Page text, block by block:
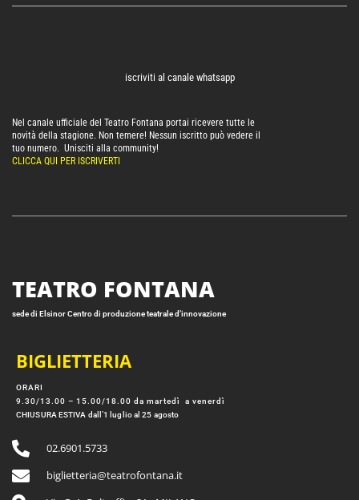
iscriviti al canale whatsapp
Nel canale ufficiale del Teatro Fontana portai ricevere tutte le
novità della stagione. Non temere! Nessun iscritto può vedere il
tuo numero. Unisciti alla community!
CLICCA QUI PER ISCRIVERTI
TEATRO FONTANA
sede di Elsinor Centro di produzione teatrale d’innovazione
BIGLIETTERIA
ORARI
9.30/13.00 – 15.00/18.00 da martedì a venerdì
CHIUSURA ESTIVA dall’1 luglio al 25 agosto
02.6901.5733
biglietteria@teatrofontana.it